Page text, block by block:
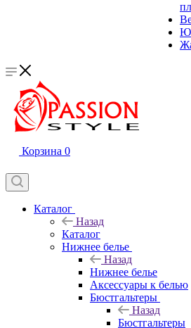
Корзина 0
Каталог
Назад
Каталог
Нижнее белье
Назад
Нижнее белье
Аксессуары к белью
Бюстгальтеры
Назад
Бюстгальтеры